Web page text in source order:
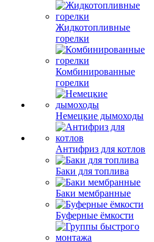
Жидкотопливные
горелки
Комбинированные
горелки
Немецкие дымоходы
Антифриз для котлов
Баки для топлива
Баки мембранные
Буферные ёмкости